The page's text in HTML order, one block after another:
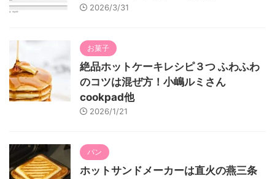
2026/3/31
お菓子
絶品ホットケーキレシピ３つ ふわふわ
のコツは混ぜ方！小嶋ルミさん
cookpad他
2026/1/21
パン
ホットサンドメーカーは直火の燕三条